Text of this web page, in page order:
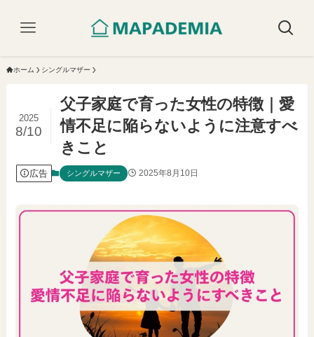
ホーム シングルマザー
父子家庭で育った女性の特徴｜愛
情不足に陥らないように注意すべ
きこと
2025
8/10
広告 シングルマザー 2025年8月10日